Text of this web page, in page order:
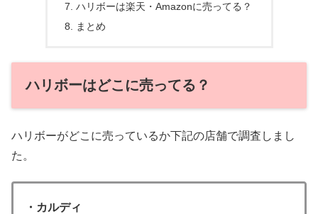
ハリボーは楽天・Amazonに売ってる？
まとめ
ハリボーはどこに売ってる？
ハリボーがどこに売っているか下記の店舗で調査しまし
た。
・カルディ